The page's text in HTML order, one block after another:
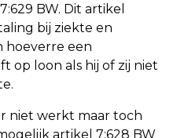
BW. Dit artikel
bij ziekte en
hoeverre een
op loon als hij of zij niet
niet werkt maar toch
artikel 7:628 BW